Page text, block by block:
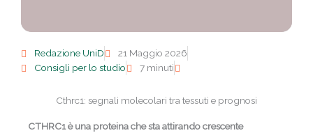
Redazione UniD
21 Maggio 2026
Consigli per lo studio
7 minuti
Cthrc1: segnali molecolari tra tessuti e prognosi
CTHRC1è una proteina che sta attirando crescente